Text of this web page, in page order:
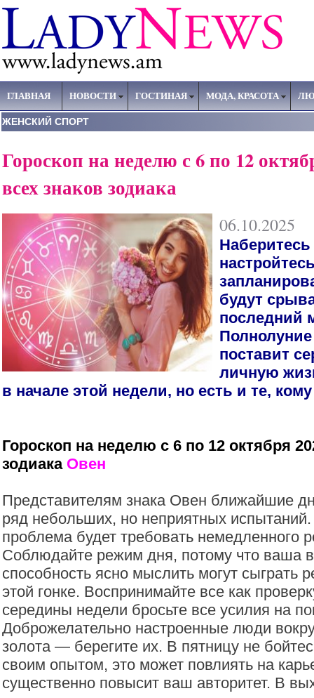
ГЛАВНАЯ НОВОСТИ ГОСТИНАЯ МОДА, КРАСОТА
ЖЕНСКИЙ СПОРТ
Гороскоп на неделю с 6 по 12
всех знаков зодиака
06.10.2025
будут
последний
поставит
личную
в начале этой недели, но есть и те,
Гороскоп на неделю с 6 по 12 октября
зодиака Овен
Представителям знака Овен ближайшие
ряд небольших, но неприятных
проблема будет требовать немедленного
Соблюдайте режим дня, потому что ваша
способность ясно мыслить могут
этой гонке. Воспринимайте все как
середины недели бросьте все усилия на
Доброжелательно настроенные люди
золота — берегите их. В пятницу не
своим опытом, это может повлиять на
существенно повысит ваш авторитет. В